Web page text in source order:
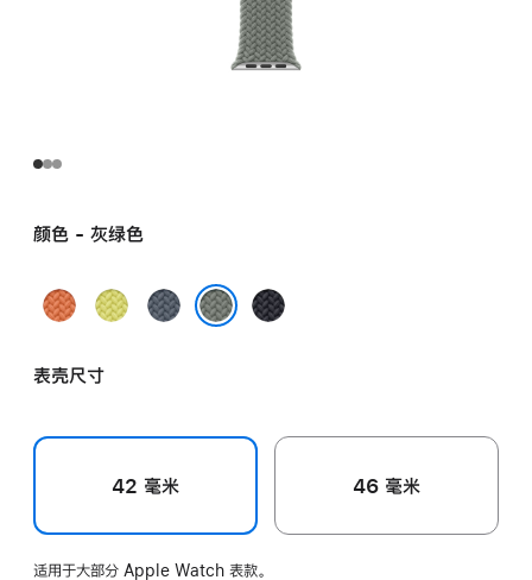
颜色 - 灰绿色
姜
末
霓
黄
铁
午
表壳尺寸
42 毫米 46 毫米
适用于大部分 Apple Watch 表款。